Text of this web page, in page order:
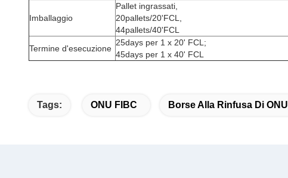
Imballaggio
Pallet ingrassati,
20pallets/20'FCL,
44pallets/40'FCL
Termine d'esecuzione
25days per 1 x 20' FCL;
45days per 1 x 40' FCL
Tags: ONU FIBC Borse Alla Rinfusa Di ONU